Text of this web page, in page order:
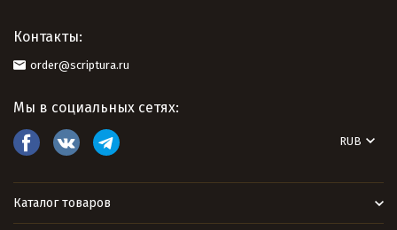
Контакты:
order@scriptura.ru
Мы в социальных сетях:
RUB
Каталог товаров